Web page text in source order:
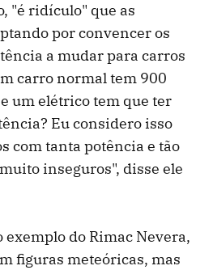
"é ridículo" que as
por convencer os
a mudar para carros
carro normal tem 900
um elétrico tem que ter
Eu considero isso
com tanta potência e tão
inseguros", disse ele
exemplo do Rimac Nevera,
figuras meteóricas, mas